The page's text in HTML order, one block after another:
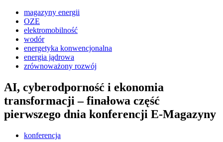
magazyny energii
OZE
elektromobilność
wodór
energetyka konwencjonalna
energia jądrowa
zrównoważony rozwój
AI, cyberodporność i ekonomia
transformacji – finałowa część
pierwszego dnia konferencji E-Magazyny
konferencja